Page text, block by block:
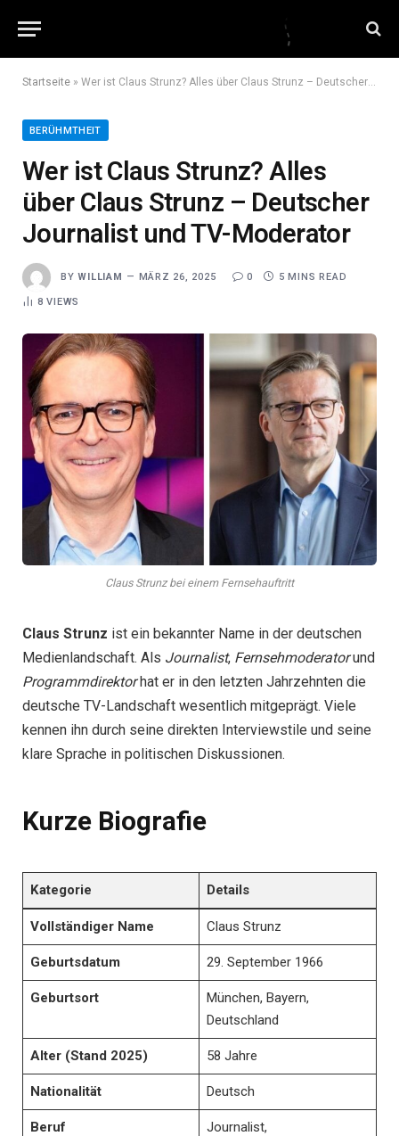
Startseite » Wer ist Claus Strunz? Alles über Claus Strunz – Deutscher Journalist und TV-Moderator
BERÜHMTHEIT
Wer ist Claus Strunz? Alles
über Claus Strunz – Deutscher
Journalist und TV-Moderator
BY WILLIAM MÄRZ 26, 2025 0 5 MINS READ
8VIEWS
Claus Strunz bei einem Fernsehauftritt
Claus Strunz ist ein bekannter Name in der deutschen
Medienlandschaft. Als Journalist, Fernsehmoderatorund
Programmdirektorhat er in den letzten Jahrzehnten die
deutsche TV-Landschaft wesentlich mitgeprägt. Viele
kennen ihn durch seine direkten Interviewstile und seine
klare Sprache in politischen Diskussionen.
Kurze Biografie
Kategorie Details
Vollständiger Name Claus Strunz
Geburtsdatum 29. September 1966
Geburtsort
München, Bayern,
Deutschland
Alter (Stand 2025) 58 Jahre
Nationalität Deutsch
Beruf
Journalist,